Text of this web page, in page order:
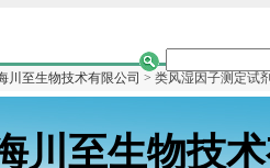
川至生物技术有限公司 > 类风湿因子测定试
川至生物技